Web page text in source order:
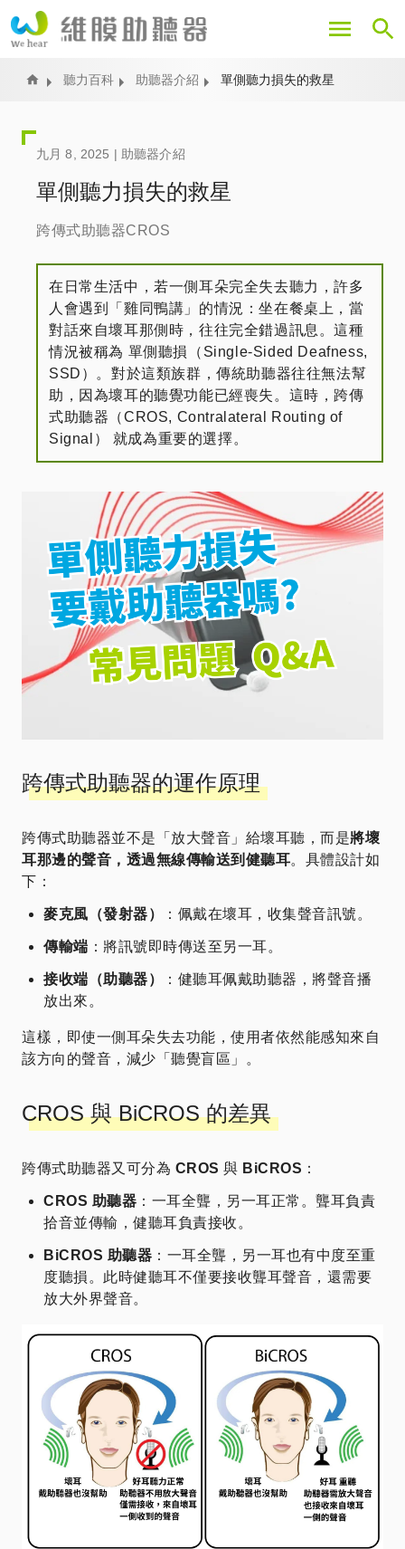
至
內
Home 聽力百科 助聽器介紹 單側聽力損失的救星
九月 8, 2025 | 助聽器介紹
單側聽力損失的救星
跨傳式助聽器CROS
在日常生活中，若一側耳朵完全失去聽力，許多
人會遇到「雞同鴨講」的情況：坐在餐桌上，當
對話來自壞耳那側時，往往完全錯過訊息。這種
情況被稱為 單側聽損（Single-Sided Deafness,
SSD）。對於這類族群，傳統助聽器往往無法幫
助，因為壞耳的聽覺功能已經喪失。這時，跨傳
式助聽器（CROS, Contralateral Routing of
Signal） 就成為重要的選擇。
跨傳式助聽器的運作原理
跨傳式助聽器並不是「放大聲音」給壞耳聽，而是將壞
耳那邊的聲音，透過無線傳輸送到健聽耳。具體設計如
下：
麥克風（發射器） ：佩戴在壞耳，收集聲音訊號。
傳輸端 ：將訊號即時傳送至另一耳。
接收端（助聽器）
：健聽耳佩戴助聽器，將聲音播
放出來。
這樣，即使一側耳朵失去功能，使用者依然能感知來自
該方向的聲音，減少「聽覺盲區」。
CROS 與 BiCROS 的差異
跨傳式助聽器又可分為 CROS 與 BiCROS ：
CROS 助聽器 ：一耳全聾，另一耳正常。聾耳負責
拾音並傳輸，健聽耳負責接收。
BiCROS 助聽器 ：一耳全聾，另一耳也有中度至重
度聽損。此時健聽耳不僅要接收聾耳聲音，還需要
放大外界聲音。